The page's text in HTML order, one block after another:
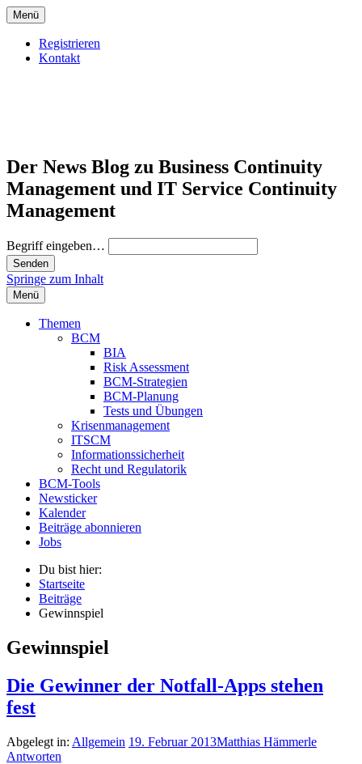
Menü
Registrieren
Kontakt
Der News Blog zu Business Continuity
Management und IT Service Continuity
Management
Begriff eingeben…
Springe zum Inhalt
Menü
Themen
BCM
BIA
Risk Assessment
BCM-Strategien
BCM-Planung
Tests und Übungen
Krisenmanagement
ITSCM
Informationssicherheit
Recht und Regulatorik
BCM-Tools
Newsticker
Kalender
Beiträge abonnieren
Jobs
Du bist hier:
Startseite
Beiträge
Gewinnspiel
Gewinnspiel
Die Gewinner der Notfall-Apps stehen
fest
Abgelegt in: Allgemein 19. Februar 2013Matthias Hämmerle
Antworten